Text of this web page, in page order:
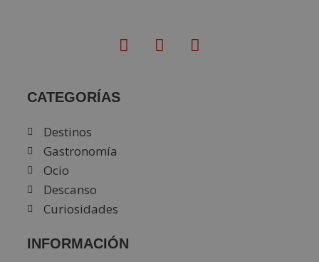
CATEGORÍAS
Destinos
Gastronomía
Ocio
Descanso
Curiosidades
INFORMACIÓN